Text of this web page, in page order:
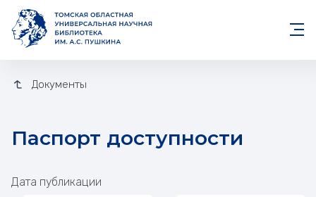
Документы
Паспорт доступности
Фильтр
Дата публикации